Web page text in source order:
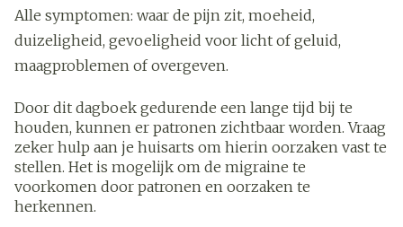
Alle symptomen: waar de pijn zit, moeheid,
duizeligheid, gevoeligheid voor licht of geluid,
maagproblemen of overgeven.
Door dit dagboek gedurende een lange tijd bij te
houden, kunnen er patronen zichtbaar worden. Vraag
zeker hulp aan je huisarts om hierin oorzaken vast te
stellen. Het is mogelijk om de migraine te
voorkomen door patronen en oorzaken te
herkennen.